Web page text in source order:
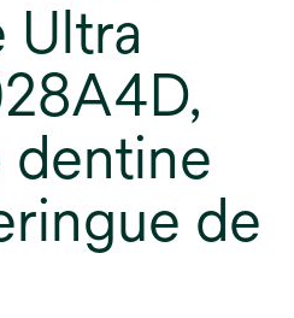
Ultra
de